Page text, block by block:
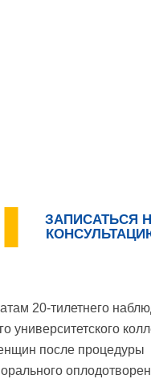
ЗАПИСАТЬСЯ
20-тилетнего
университетского
после процедуры